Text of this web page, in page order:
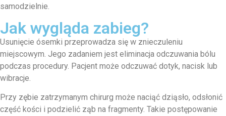
samodzielnie.
Jak wygląda zabieg?
Usunięcie ósemki przeprowadza się w znieczuleniu
miejscowym. Jego zadaniem jest eliminacja odczuwania bólu
podczas procedury. Pacjent może odczuwać dotyk, nacisk lub
wibracje.
Przy zębie zatrzymanym chirurg może naciąć dziąsło, odsłonić
część kości i podzielić ząb na fragmenty. Takie postępowanie